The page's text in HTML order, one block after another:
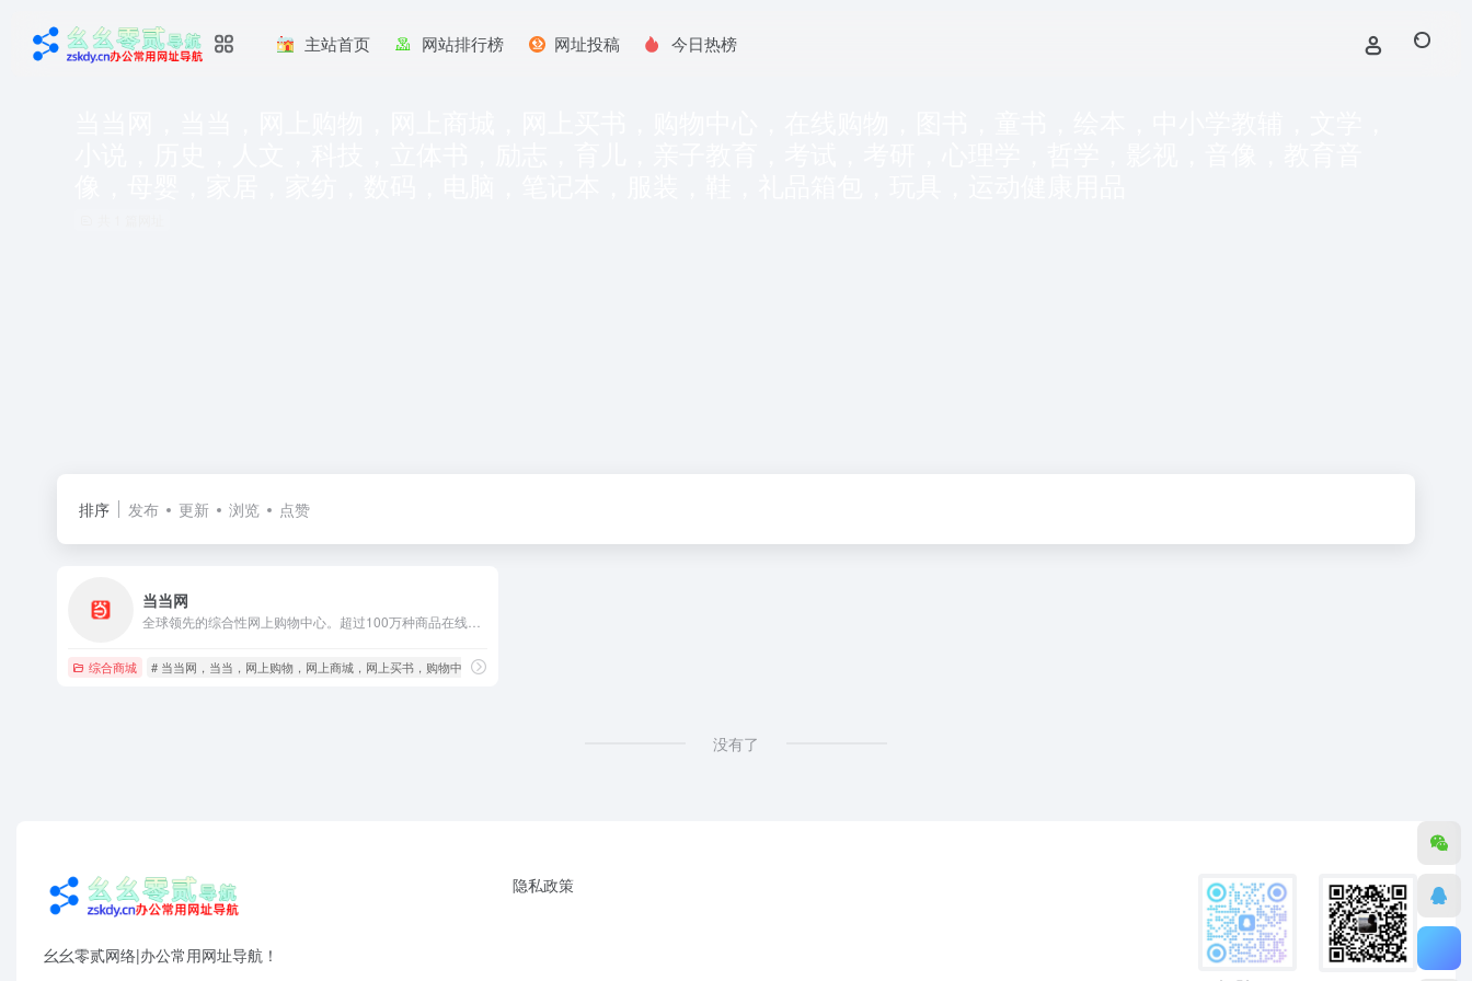
主站首页 网站排行榜 网址投稿 今日热榜
排序 发布 更新 浏览 点赞
当当网
综合商城 # 当当网，当当，网上购物，网上商城，网上买书，购物中心，在线购物，图书，童书，绘本，中小学教辅，文学，小说，历史，人文，科技，立体书，励志，育儿，亲子教育，考试，考研，心理学，哲学，影视，音像，教育音像，母婴，家居，
没有了
幺幺零贰网络|办公常用网址导航！
隐私政策